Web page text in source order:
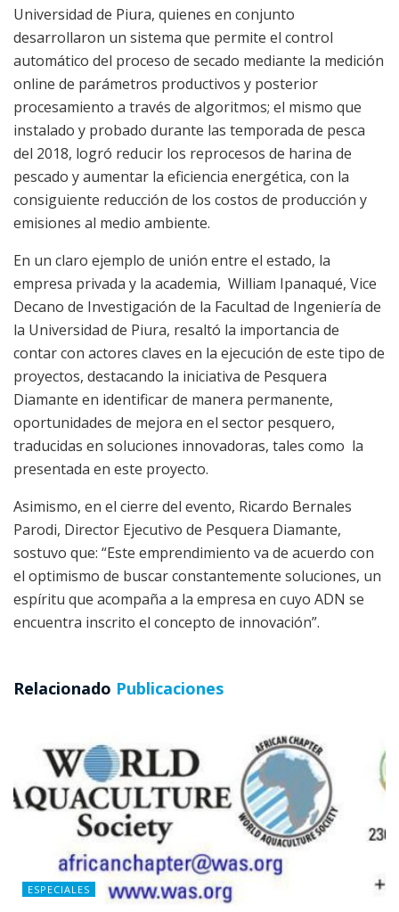
Universidad de Piura, quienes en conjunto
desarrollaron un sistema que permite el control
automático del proceso de secado mediante la medición
online de parámetros productivos y posterior
procesamiento a través de algoritmos; el mismo que
instalado y probado durante las temporada de pesca
del 2018, logró reducir los reprocesos de harina de
pescado y aumentar la eficiencia energética, con la
consiguiente reducción de los costos de producción y
emisiones al medio ambiente.
En un claro ejemplo de unión entre el estado, la
empresa privada y la academia, William Ipanaqué, Vice
Decano de Investigación de la Facultad de Ingeniería de
la Universidad de Piura, resaltó la importancia de
contar con actores claves en la ejecución de este tipo de
proyectos, destacando la iniciativa de Pesquera
Diamante en identificar de manera permanente,
oportunidades de mejora en el sector pesquero,
traducidas en soluciones innovadoras, tales como la
presentada en este proyecto.
Asimismo, en el cierre del evento, Ricardo Bernales
Parodi, Director Ejecutivo de Pesquera Diamante,
sostuvo que: “Este emprendimiento va de acuerdo con
el optimismo de buscar constantemente soluciones, un
espíritu que acompaña a la empresa en cuyo ADN se
encuentra inscrito el concepto de innovación”.
Relacionado Publicaciones
ESPECIALES